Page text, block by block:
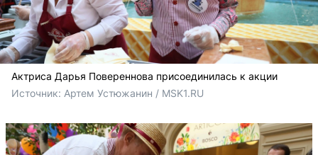
Актриса Дарья Повереннова присоединилась к акции
Источник: Артем Устюжанин / MSK1.RU